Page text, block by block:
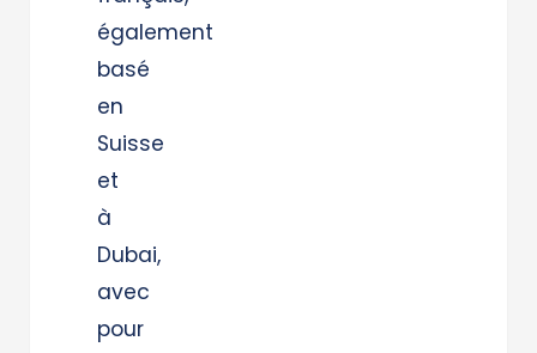
également
basé
en
Suisse
et
à
Dubai,
avec
pour